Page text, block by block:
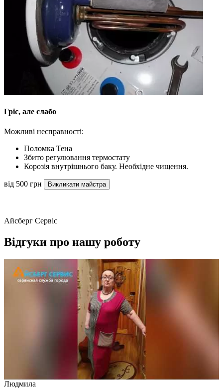
Гріє, але слабо
Можливі несправності:
Поломка Тена
Збито регулювання термостату
Корозія внутрішнього баку. Необхідне чищення.
від 500 грн Викликати майстра
Айсберг Сервіс
Відгуки про нашу роботу
Людмила